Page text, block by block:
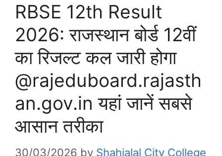
RBSE 12th Result
2026: राजस्थान बोर्ड 12वीं
का रिजल्ट कल जारी होगा
@rajeduboard.rajasth
an.gov.in यहां जानें सबसे
आसान तरीका
30/03/2026 by Shahjalal City College